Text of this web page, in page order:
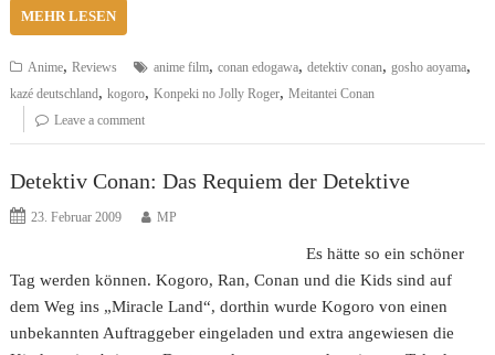
MEHR LESEN
Anime,Reviews anime film,conan edogawa,detektiv conan,gosho aoyama,
kazé deutschland,kogoro,Konpeki no Jolly Roger,Meitantei Conan
Leave a comment
Detektiv Conan: Das Requiem der Detektive
23. Februar 2009 MP
Es hätte so ein schöner
Tag werden können. Kogoro, Ran, Conan und die Kids sind auf
dem Weg ins „Miracle Land“, dorthin wurde Kogoro von einen
unbekannten Auftraggeber eingeladen und extra angewiesen die